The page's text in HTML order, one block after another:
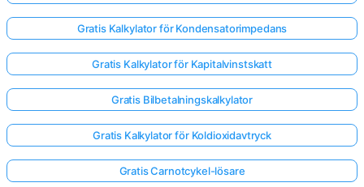
Gratis Kalkylator för Kondensatorimpedans
Gratis Kalkylator för Kapitalvinstskatt
Gratis Bilbetalningskalkylator
Gratis Kalkylator för Koldioxidavtryck
Gratis Carnotcykel-lösare